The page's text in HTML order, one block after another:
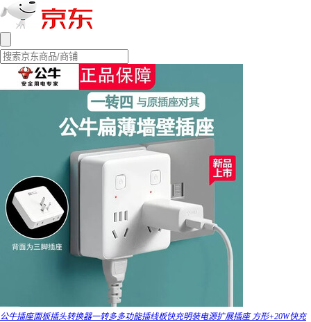
公牛插座面板插头转换器一转多多功能插线板快充明装电源扩展插座 方形+20W快充